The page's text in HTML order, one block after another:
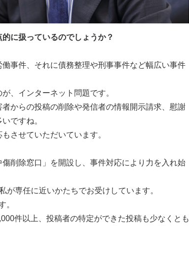
に扱っているのでしょうか？
事件、それに債務整理や刑事事件など幅広い事件
、インターネット問題です。
からの投稿の削除や発信者の情報開示請求、慰謝
ですね。
させていただいています。
削除窓口」を開設し、事件対応により力を入れ始
が専任に近いかたちでお受けしています。
。
件以上、投稿者の特定ができた投稿も少なくとも